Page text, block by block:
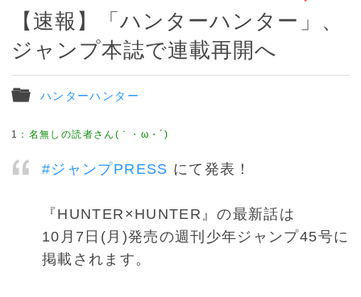
【速報】「ハンターハンター」、
ジャンプ本誌で連載再開へ
ハンターハンター
1 ： 名無しの読者さん(｀・ω・´)
#ジャンプPRESS にて発表！
『HUNTER×HUNTER』の最新話は
10月7日(月)発売の週刊少年ジャンプ45号に
掲載されます。